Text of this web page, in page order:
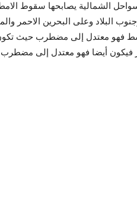
الشمالية يصابحها سقوط
البلاد وعلى البحرين الاحمر
فهو معتدل إلى مضطرب حيث
3متير أما البحر الأحمر فيكون أيضا فهو معتدل